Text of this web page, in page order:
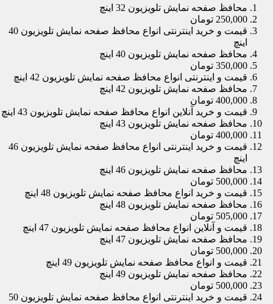
محافظ صفحه نمایش تلویزیون 32 اینچ
250,000 تومان
قیمت و خرید اینترنتی انواع محافظ صفحه نمایش تلویزیون 40
اینچ
محافظ صفحه نمایش تلویزیون 40 اینچ
350,000 تومان
قیمت و اینترنتی انواع محافظ صفحه نمایش تلویزیون 42 اینچ
محافظ صفحه نمایش تلویزیون 42 اینچ
400,000 تومان
قیمت و خرید آنلاین انواع محافظ صفحه نمایش تلویزیون 43 اینچ
محافظ صفحه نمایش تلویزیون 43 اینچ
400,000 تومان
قیمت و خرید اینترنتی انواع محافظ صفحه نمایش تلویزیون 46
اینچ
محافظ صفحه نمایش تلویزیون 46 اینچ
500,000 تومان
قیمت و خرید انواع محافظ صفحه نمایش تلویزیون 48 اینچ
محافظ صفحه نمایش تلویزیون 48 اینچ
505,000 تومان
قیمت و آنلاین انواع محافظ صفحه نمایش تلویزیون 47 اینچ
محافظ صفحه نمایش تلویزیون 47 اینچ
500,000 تومان
قیمت و انواع محافظ صفحه نمایش تلویزیون 49 اینچ
محافظ صفحه نمایش تلویزیون 49 اینچ
500,000 تومان
قیمت و خرید اینترنتی انواع محافظ صفحه نمایش تلویزیون 50